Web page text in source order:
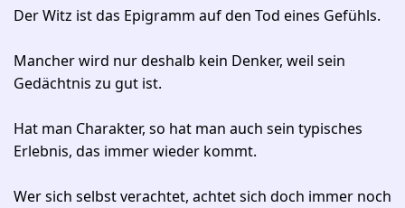
Der Witz ist das Epigramm auf den Tod eines Gefühls.
Mancher wird nur deshalb kein Denker, weil sein
Gedächtnis zu gut ist.
Hat man Charakter, so hat man auch sein typisches
Erlebnis, das immer wieder kommt.
Wer sich selbst verachtet, achtet sich doch immer noch